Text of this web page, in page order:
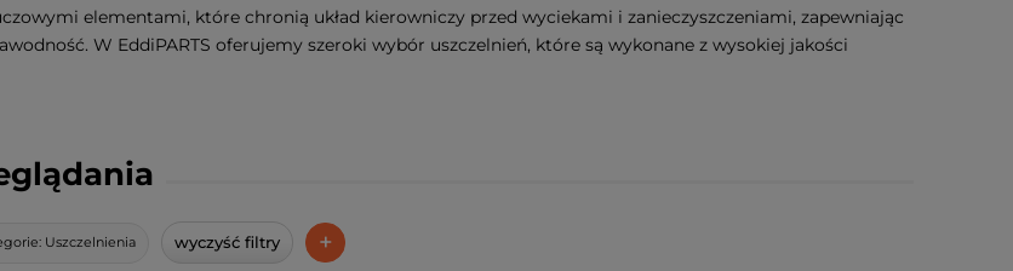
Uszczelnienia wyczyść filtry +
elementami, które chronią układ kierowniczy przed wyciekami i zanieczyszczeniami, zapewniając
W EddiPARTS oferujemy szeroki wybór uszczelnień, które są wykonane z wysokiej jakości